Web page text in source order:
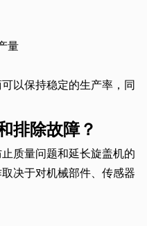
量
以保持稳定的生产率，同
排除故障？
质量问题和延长旋盖机的
决于对机械部件、传感器